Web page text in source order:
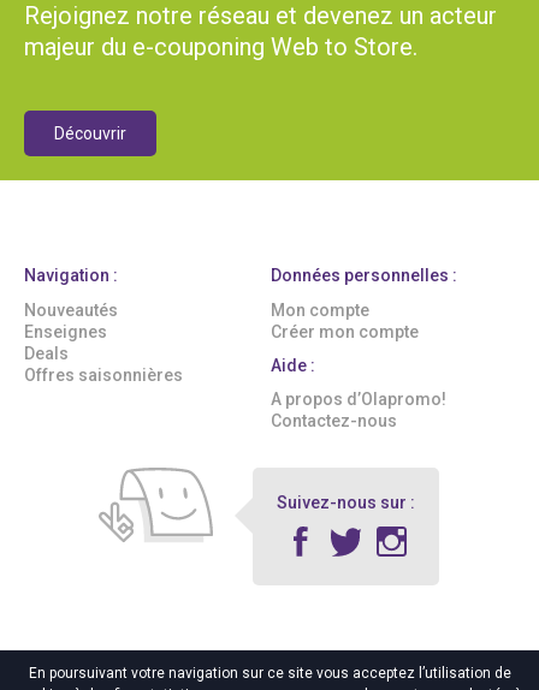
Rejoignez notre réseau et devenez un acteur
majeur du e-couponing Web to Store.
Découvrir
Navigation :
Nouveautés
Enseignes
Deals
Offres saisonnières
Données personnelles :
Mon compte
Créer mon compte
Aide :
A propos d’Olapromo!
Contactez-nous
Suivez-nous sur :
En poursuivant votre navigation sur ce site vous acceptez l’utilisation de